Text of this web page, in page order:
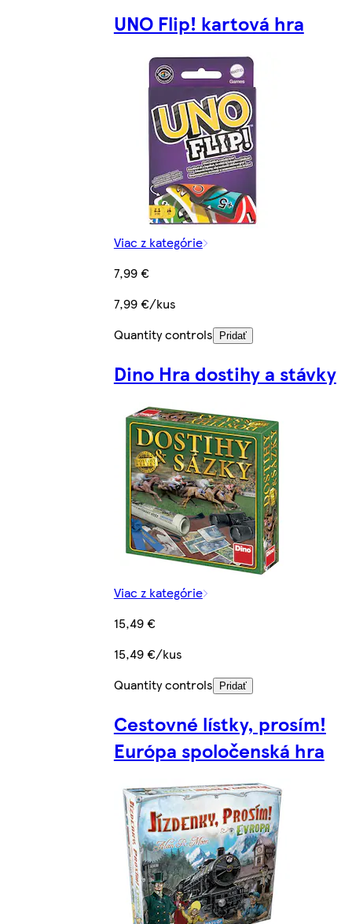
UNO Flip! kartová hra
Viac z kategórie
7,99 €
7,99 €/kus
Quantity controls
Pridať
Dino Hra dostihy a stávky
Viac z kategórie
15,49 €
15,49 €/kus
Quantity controls
Pridať
Cestovné lístky, prosím!
Európa spoločenská hra